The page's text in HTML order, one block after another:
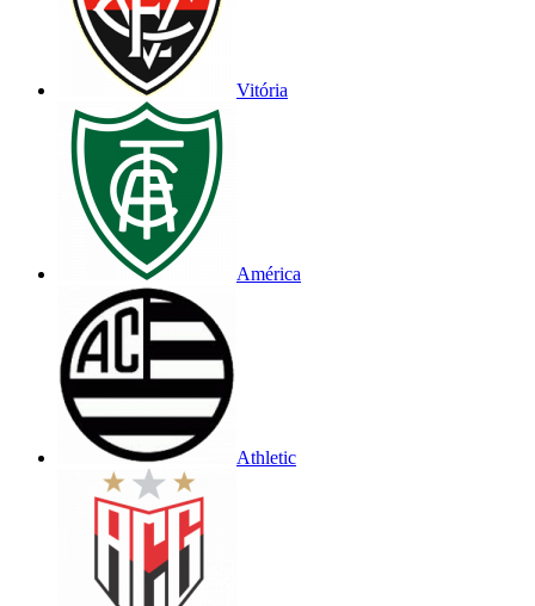
Vitória
América
Athletic